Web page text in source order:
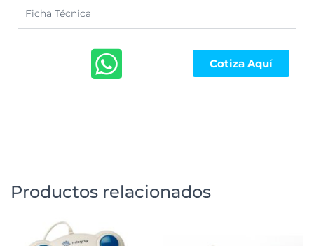
Ficha Técnica
Cotiza Aquí
Productos relacionados